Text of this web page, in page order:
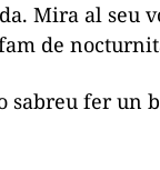
Mira al seu
de
sabreu fer un